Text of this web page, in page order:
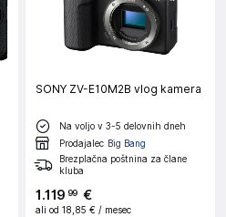
SONY ZV-E10M2B vlog kamera
Na voljo v 3-5 delovnih dneh
Prodajalec Big Bang
Brezplačna poštnina za člane
kluba
1 .119 99 €
ali od 18,85 € / mesec